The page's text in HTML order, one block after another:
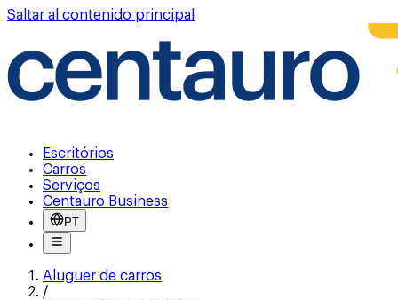
Saltar al contenido principal
Escritórios
Carros
Serviços
Centauro Business
PT
Aluguer de carros
/